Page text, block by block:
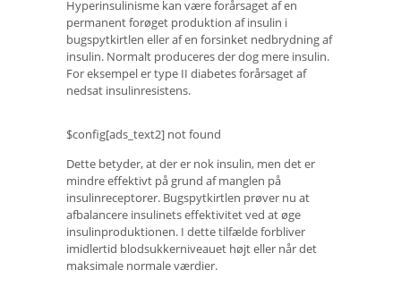
Hyperinsulinisme kan være forårsaget af en
permanent forøget produktion af insulin i
bugspytkirtlen eller af en forsinket nedbrydning af
insulin. Normalt produceres der dog mere insulin.
For eksempel er type II diabetes forårsaget af
nedsat insulinresistens.
$config[ads_text2] not found
Dette betyder, at der er nok insulin, men det er
mindre effektivt på grund af manglen på
insulinreceptorer. Bugspytkirtlen prøver nu at
afbalancere insulinets effektivitet ved at øge
insulinproduktionen. I dette tilfælde forbliver
imidlertid blodsukkerniveauet højt eller når det
maksimale normale værdier.